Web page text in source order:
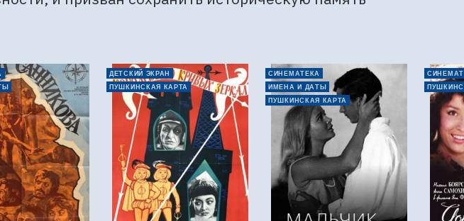
ДЕТСКИЙ ЭКРАН
ПУШКИНСКАЯ КАРТА
СИНЕМАТЕКА
ИМЕНА И ДАТЫ
ПУШКИНСКАЯ КАРТА